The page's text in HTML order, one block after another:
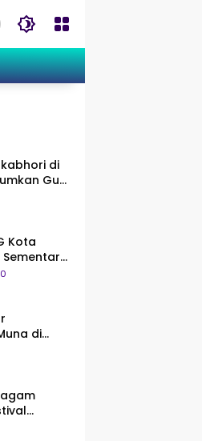
di
Gua
Status
Kota
Sementara
di
Bae:
Rebus